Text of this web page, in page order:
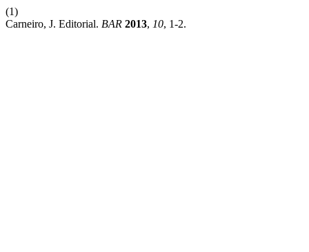
(1)
Carneiro, J. Editorial. BAR 2013, 10, 1-2.